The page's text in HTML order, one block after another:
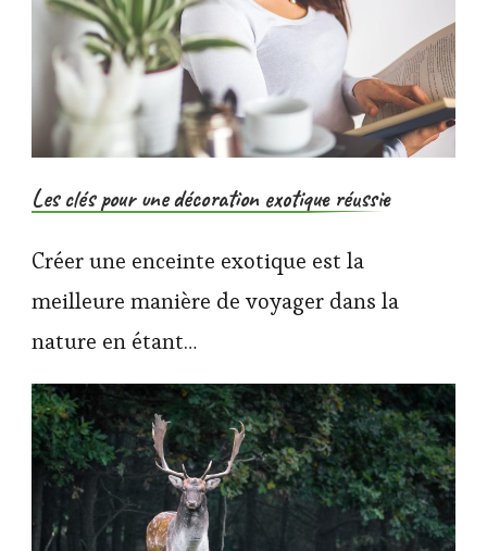
Les clés pour une décoration exotique réussie
Créer une enceinte exotique est la
meilleure manière de voyager dans la
nature en étant…